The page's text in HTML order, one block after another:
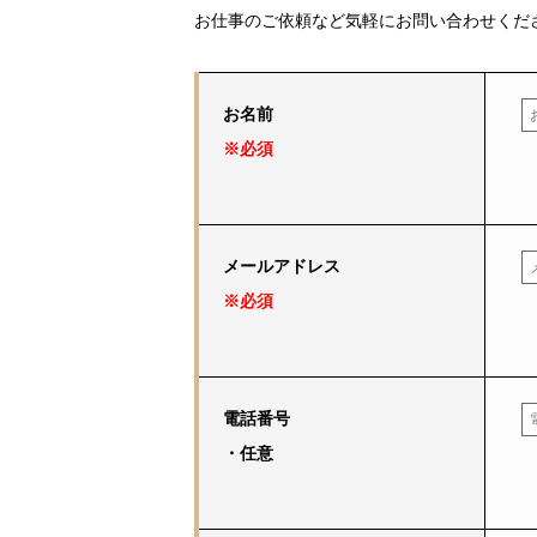
お仕事のご依頼など気軽にお問い合わせくだ
お名前
※必須
メールアドレス
※必須
電話番号
・任意